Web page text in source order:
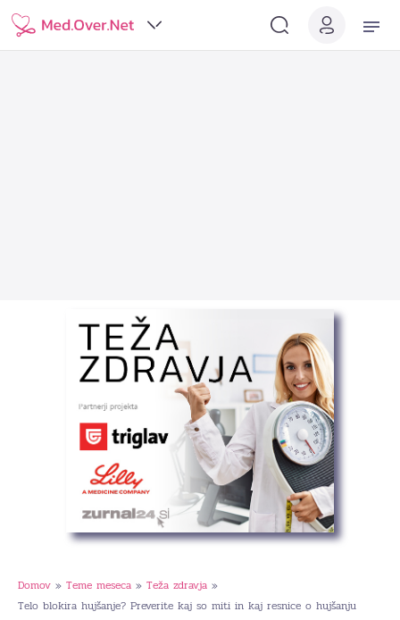
Domov » Teme meseca » Teža zdravja »
Telo blokira hujšanje? Preverite kaj so miti in kaj resnice o hujšanju